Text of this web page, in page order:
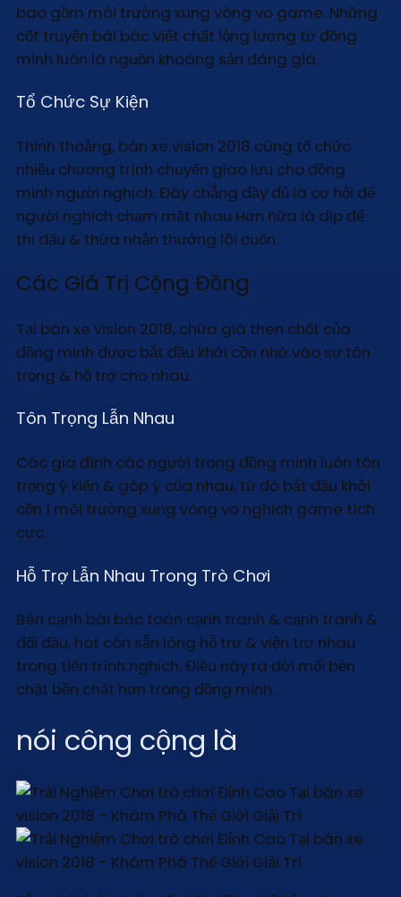
bao gồm môi trường xung vòng vo game. Những
cốt truyện bài bác viết chất lỏng lượng từ đồng
minh luôn là nguồn khoáng sản đáng giá.
Tổ Chức Sự Kiện
Thỉnh thoảng, bán xe vision 2018 cũng tổ chức
nhiều chương trình chuyển giao lưu cho đồng
minh người nghịch. Đây chẳng đầy đủ là cơ hội để
người nghịch chạm mặt nhau Hơn nữa là dịp để
thi đấu & thừa nhận thưởng lôi cuốn.
Các Giá Trị Cộng Đồng
Tại bán xe vision 2018, chữa giá then chốt của
đồng minh được bắt đầu khởi cồn nhờ vào sự tôn
trọng & hỗ trợ cho nhau.
Tôn Trọng Lẫn Nhau
Các gia đình các người trong đồng minh luôn tôn
trọng ý kiến & góp ý của nhau, từ đó bắt đầu khởi
cồn 1 môi trường xung vòng vo nghịch game tích
cực.
Hỗ Trợ Lẫn Nhau Trong Trò Chơi
Bên cạnh bài bác toán cạnh tranh & cạnh tranh &
đối đầu, hot còn sẵn lòng hỗ trợ & viện trợ nhau
trong tiến trình nghịch. Điều này ra đời mối bền
chặt bền chặt hơn trong đồng minh.
nói công cộng là